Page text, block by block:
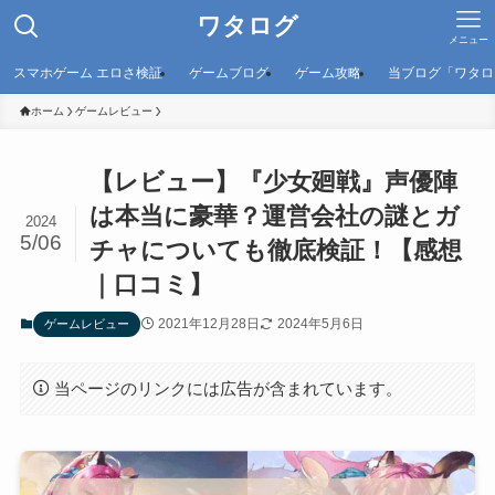
ワタログ メニュー
スマホゲーム エロさ検証 ゲームブログ ゲーム攻略 当ブログ「ワタ
ホーム ゲームレビュー
【レビュー】『少女廻戦』声優陣
は本当に豪華？運営会社の謎とガ
チャについても徹底検証！【感想
｜口コミ】
2024
5/06
ゲームレビュー 2021年12月28日 2024年5月6日
当ページのリンクには広告が含まれています。